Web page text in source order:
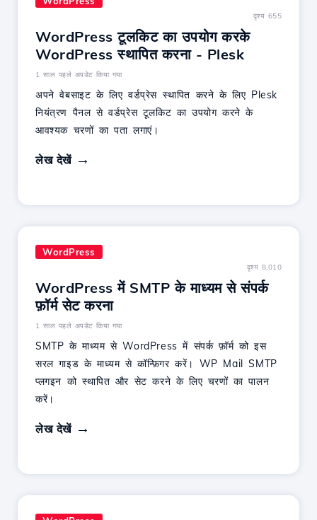
दृश्य 655
WordPress टूलकिट का उपयोग करके
WordPress स्थापित करना - Plesk
1 साल पहले अपडेट किया गया
अपने वेबसाइट के लिए वर्डप्रेस स्थापित करने के लिए Plesk
नियंत्रण पैनल से वर्डप्रेस टूलकिट का उपयोग करने के
आवश्यक चरणों का पता लगाएं।
लेख देखें
WordPress
दृश्य 8,010
WordPress में SMTP के माध्यम से संपर्क
फ़ॉर्म सेट करना
1 साल पहले अपडेट किया गया
SMTP के माध्यम से WordPress में संपर्क फ़ॉर्म को इस
सरल गाइड के माध्यम से कॉन्फ़िगर करें। WP Mail SMTP
प्लगइन को स्थापित और सेट करने के लिए चरणों का पालन
करें।
लेख देखें